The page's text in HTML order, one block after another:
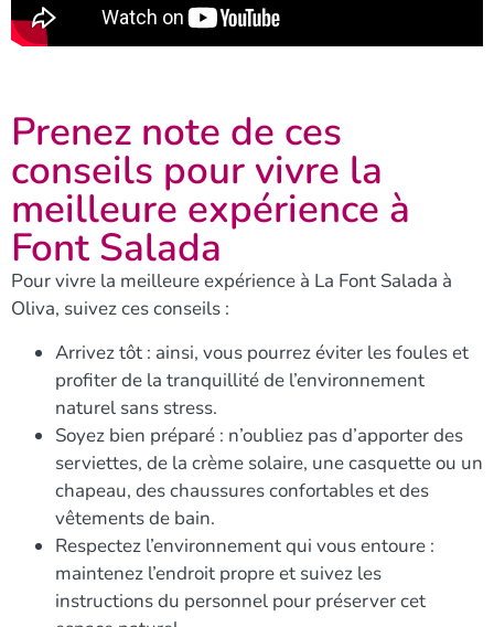
Prenez note de ces
conseils pour vivre la
meilleure expérience à
Font Salada
Pour vivre la meilleure expérience à La Font Salada à
Oliva, suivez ces conseils :
Arrivez tôt : ainsi, vous pourrez éviter les foules et
profiter de la tranquillité de l’environnement
naturel sans stress.
Soyez bien préparé : n’oubliez pas d’apporter des
serviettes, de la crème solaire, une casquette ou un
chapeau, des chaussures confortables et des
vêtements de bain.
Respectez l’environnement qui vous entoure :
maintenez l’endroit propre et suivez les
instructions du personnel pour préserver cet